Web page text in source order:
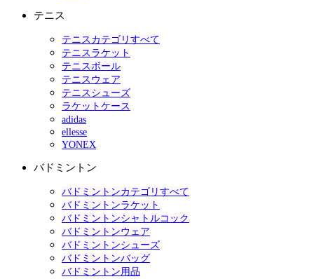
テニス
テニスカテゴリすべて
テニスラケット
テニスボール
テニスウェア
テニスシューズ
ラケットケース
adidas
ellesse
YONEX
バドミントン
バドミントンカテゴリすべて
バドミントンラケット
バドミントンシャトルコック
バドミントンウェア
バドミントンシューズ
バドミントンバッグ
バドミントン用品